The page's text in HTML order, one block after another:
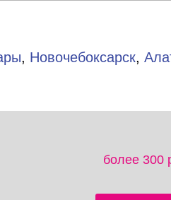
, Новочебоксарск,
более 300